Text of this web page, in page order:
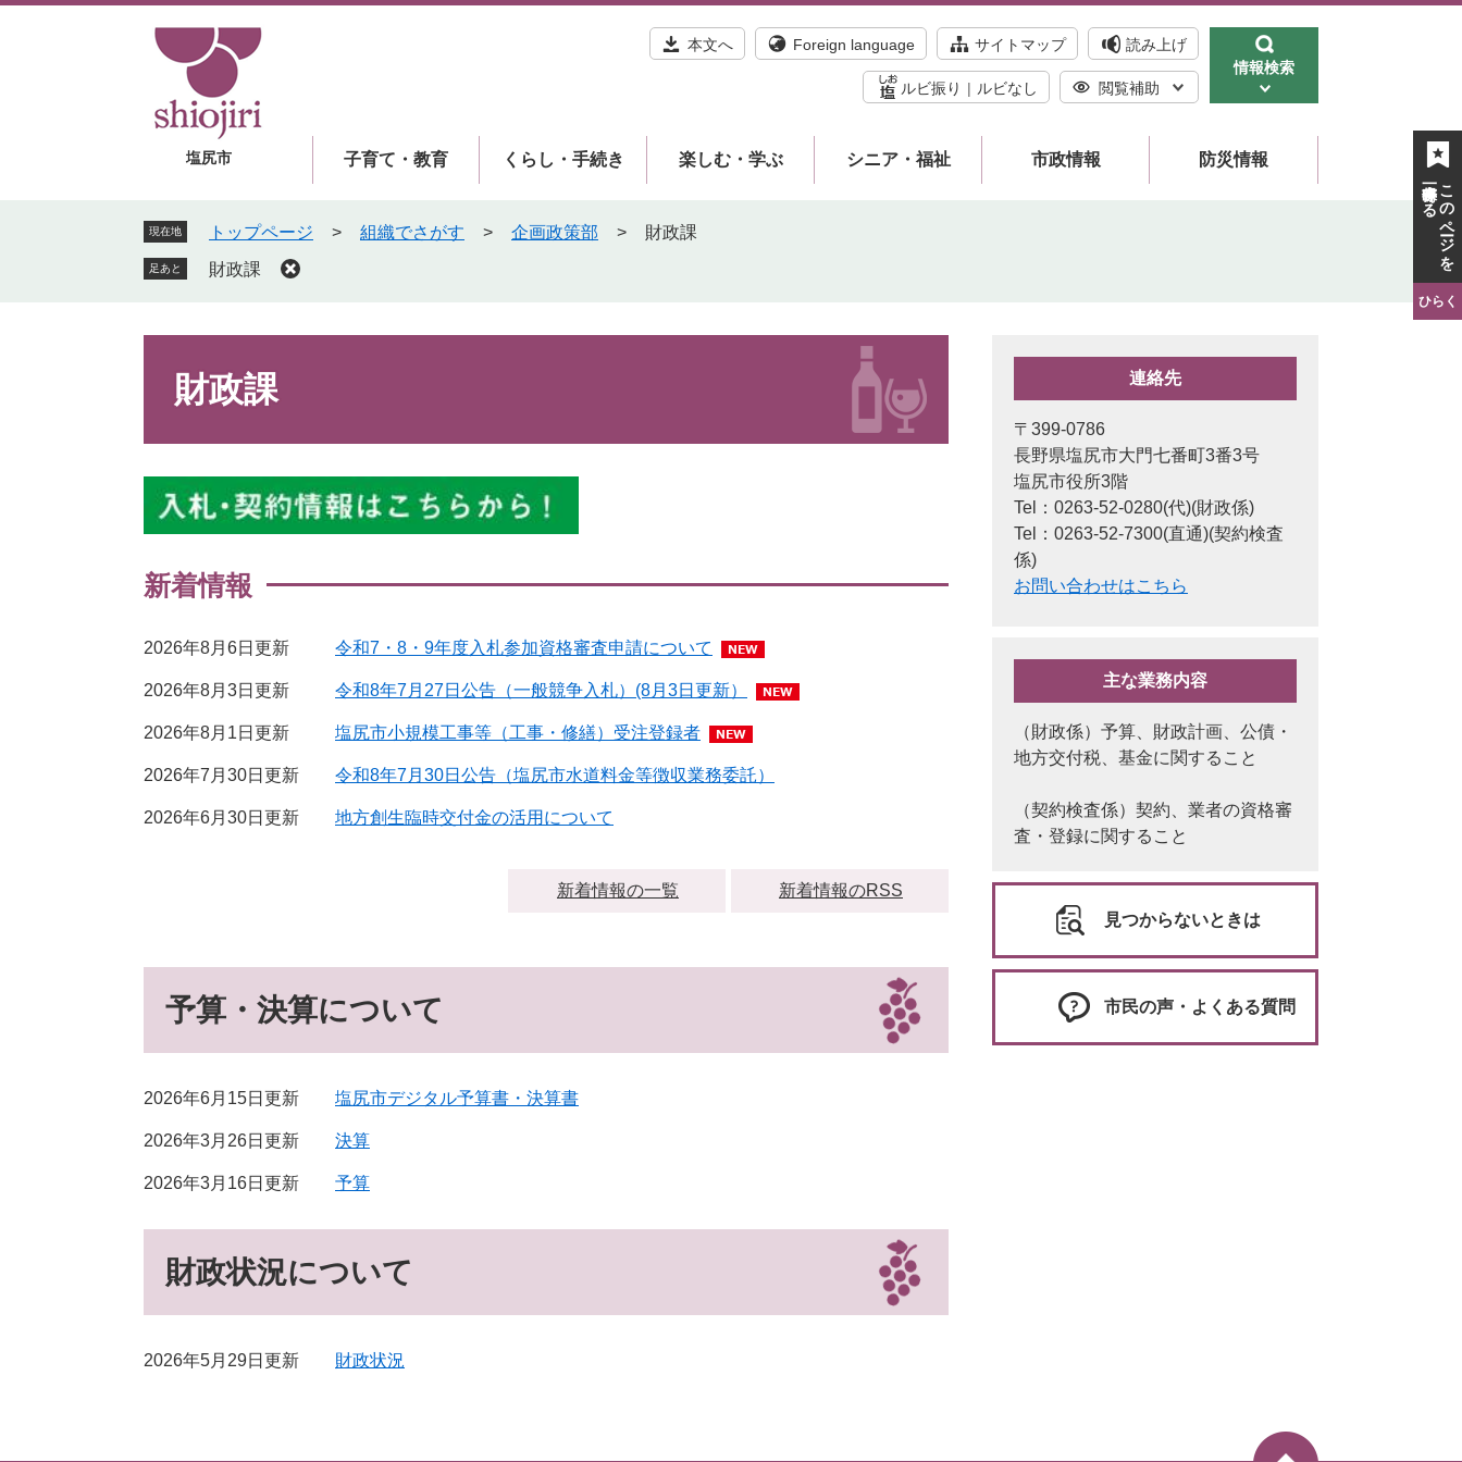
塩尻市
本文へ Foreign language サイトマップ 読み上げ
ルビ振り ルビなし 閲覧補助
情報検索
子育て・教育 くらし・手続き 楽しむ・学ぶ シニア・福祉 市政情報 防災情報
現在地 トップページ > 組織でさがす > 企画政策部 > 財政課
足あと 財政課
財政課
新着情報
2026年8月6日更新 令和7・8・9年度入札参加資格審査申請について
2026年8月3日更新 令和8年7月27日公告（一般競争入札）(8月3日更新）
2026年8月1日更新 塩尻市小規模工事等（工事・修繕）受注登録者
2026年7月30日更新 令和8年7月30日公告（塩尻市水道料金等徴収業務委託）
2026年6月30日更新 地方創生臨時交付金の活用について
新着情報の一覧 新着情報のRSS
予算・決算について
2026年6月15日更新 塩尻市デジタル予算書・決算書
2026年3月26日更新 決算
2026年3月16日更新 予算
財政状況について
2026年5月29日更新 財政状況
連絡先
〒399-0786
長野県塩尻市大門七番町3番3号
塩尻市役所3階
Tel：0263-52-0280(代) 財政係
Tel：0263-52-7300(直通) 契約検査
係
お問い合わせはこちら
主な業務内容
（財政係）予算、財政計画、公債・
地方交付税、基金に関すること
（契約検査係）契約、業者の資格審
査・登録に関すること
見つからないときは
市民の声・よくある質問
このページを
一時保存する
ひらく